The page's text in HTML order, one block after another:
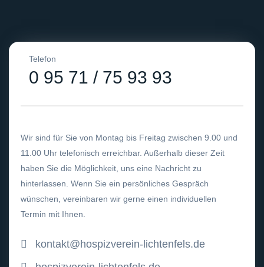
Telefon
0 95 71 / 75 93 93
Wir sind für Sie von Montag bis Freitag zwischen 9.00 und
11.00 Uhr telefonisch erreichbar. Außerhalb dieser Zeit
haben Sie die Möglichkeit, uns eine Nachricht zu
hinterlassen. Wenn Sie ein persönliches Gespräch
wünschen, vereinbaren wir gerne einen individuellen
Termin mit Ihnen.
kontakt@hospizverein-lichtenfels.de